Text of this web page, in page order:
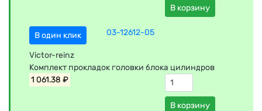
В корзину
В один клик 03-12612-05
Victor-reinz
Комплект прокладок головки блока цилиндров
1 061.38 ₽
В корзину